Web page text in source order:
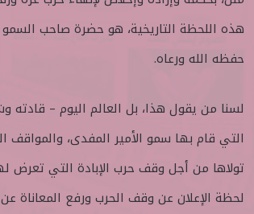
هذه اللحظة التاريخية، هو حضرة صاحب
حفظه الله ورعاه.
لسنا من يقول هذا، بل العالم اليوم – قادته
التي قام بها سمو الأمير المفدى، والمواقف
تولاها من أجل وقف حرب الإبادة التي تعرض
لحظة الإعلان عن وقف الحرب ورفع المعاناة